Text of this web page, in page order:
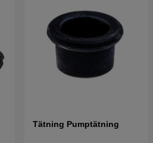
Tätning Pumptätning